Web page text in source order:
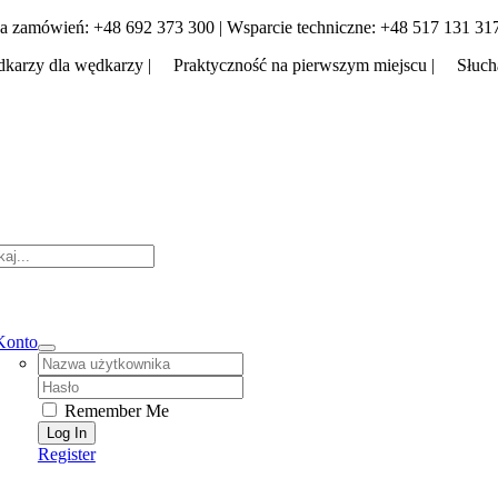
Skip
content
zamówień: +48 692 373 300 | Wsparcie techniczne: +48 517 131
dla wędkarzy | Praktyczność na pierwszym miejscu |
Username:
Password:
Remember Me
Register